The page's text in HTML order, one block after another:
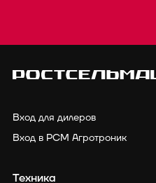
Вход для дилеров
Вход в РСМ Агротроник
Техника